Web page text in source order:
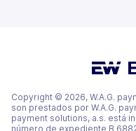
pestaña
Copyright © 2026, W.A.G.
son prestados por W.A.G.
payment solutions, a.s. está
número de expediente B